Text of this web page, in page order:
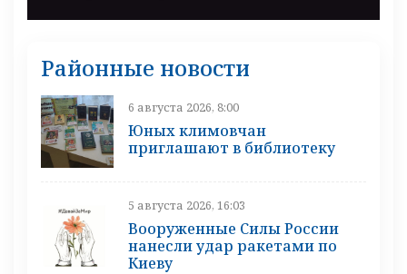
Районные новости
6 августа 2026, 8:00
Юных климовчан
приглашают в библиотеку
5 августа 2026, 16:03
Вооруженные Силы России
нанесли удар ракетами по
Киеву